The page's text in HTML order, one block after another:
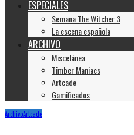
ESPECIALES
Semana The Witcher 3
La escena española
ARCHIVO
Miscelánea
Timber Maniacs
Artcade
Gamificados
ArchivoArtcade